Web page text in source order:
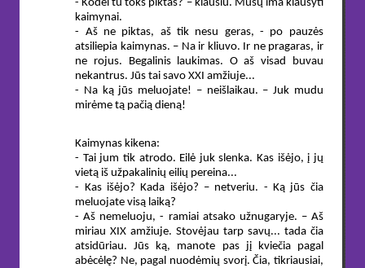
- Kodėl tu toks piktas? – klausiu. Mūsų ima klausyti
kaimynai.
- Aš ne piktas, aš tik nesu geras, - po pauzės
atsiliepia kaimynas. – Na ir kliuvo. Ir ne pragaras, ir
ne rojus. Begalinis laukimas. O aš visad buvau
nekantrus. Jūs tai savo XXI amžiuje...
- Na ką jūs meluojate! – neišlaikau. – Juk mudu
mirėme tą pačią dieną!
Kaimynas kikena:
- Tai jum tik atrodo. Eilė juk slenka. Kas išėjo, į jų
vietą iš užpakalinių eilių pereina...
- Kas išėjo? Kada išėjo? – netveriu. - Ką jūs čia
meluojate visą laiką?
- Aš nemeluoju, - ramiai atsako užnugaryje. – Aš
miriau XIX amžiuje. Stovėjau tarp savų... tada čia
atsidūriau. Jūs ką, manote pas jį kviečia pagal
abėcėlę? Ne, pagal nuodėmių svorį. Čia, tikriausiai,